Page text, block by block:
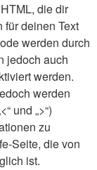
die dir
deinen Text
werden durch
jedoch auch
werden.
werden
und „>“)
zu
Seite, die von
ist.